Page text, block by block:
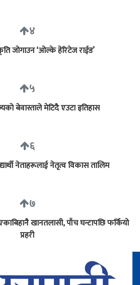
४
जोगाउन ‘ओल्के हेरिटेज राईड’
५
बेवास्ताले मेटिदै एउटा इतिहास
६
नेताहरूलाई नेतृत्व विकास तालिम
७
खानतलासी, पाँच घन्टापछि फर्कियो
प्रहरी